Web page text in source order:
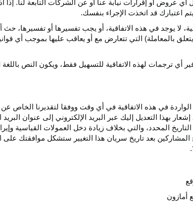
أي عروض أو إقرارات نيابة عنا أو عن الشركات التابعة
اعتبارك قد اتخذت الإجراء بنفسك.
لا يوجد في هذه الاتفاقية، أو يجب تفسيرها أو تفسيرها، حث
بالمعاملة) التي تتعارض مع أو يعاقب عليها بموجب أي
أي ترجمات لهذه الاتفاقية للتسهيل فقط، ويكون النص باللغة
في هذه الاتفاقية في أي وقت ووفقا لتقديرنا الخاص
بهذا التعديل إليك عبر البريد الإلكتروني إلى عنوان
المحدد، والتي بخلاف زيادة دخل العمولات القياسية
بعد تاريخ سريان هذا التغيير ستشكل موافقتك على
أمازون